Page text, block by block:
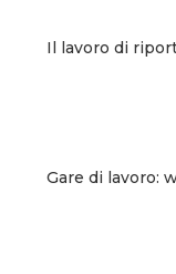
Il lavoro di
Gare di lavoro: